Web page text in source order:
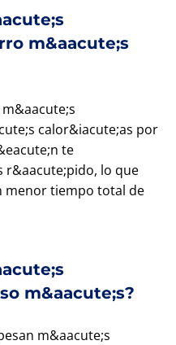
m&aacute;s
calor&iacute;as por
te
r&aacute;pido, lo que
menor tiempo total de
m&aacute;s?
m&aacute;s